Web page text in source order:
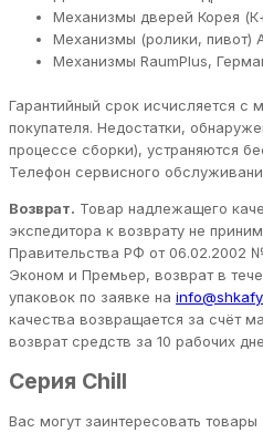
Механизмы дверей Корея
Механизмы (ролики, пивот)
Механизмы RaumPlus,
Гарантийный срок исчисляется с
покупателя. Недостатки,
процессе сборки), устраняются
Телефон сервисного
Возврат. Товар надлежащего
экспедитора к возврату не
Правительства РФ от 06.02.2002
Эконом и Премьер, возврат в
упаковок по заявке на
качества возвращается за счёт
возврат средств за 10 рабочих
Серия Chill
Вас могут заинтересовать товары